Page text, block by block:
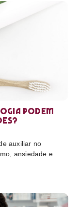
podem
auxiliar no
ansiedade e